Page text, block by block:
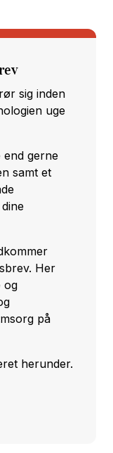
sig inden
uge
end gerne
samt et
Her
og
på
herunder.